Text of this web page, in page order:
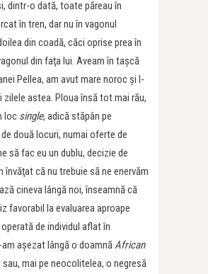
dintr-o dată, toate păreau în
în tren, dar nu în vagonul
din coadă, căci oprise prea în
din faţa lui. Aveam în taşcă
Pellea, am avut mare noroc şi l-
astea. Ploua însă tot mai rău,
loc single, adică stăpân pe
două locuri, numai oferte de
să fac eu un dublu, decizie de
învăţat că nu trebuie să ne enervăm
cineva lângă noi, înseamnă că
favorabil la evaluarea aproape
de individul aflat în
aşezat lângă o doamnăAfrican
sau, mai pe neocolitelea, o negresă